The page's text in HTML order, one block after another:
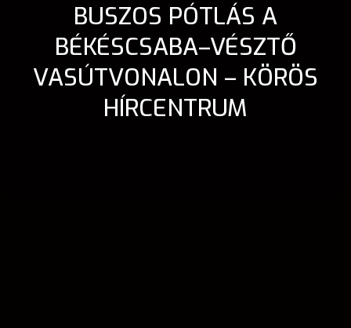
BUSZOS PÓTLÁS A
BÉKÉSCSABA–VÉSZTŐ
VASÚTVONALON – KÖRÖS
HÍRCENTRUM